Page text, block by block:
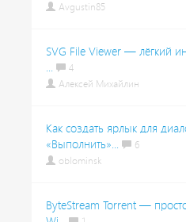
Avgustin85
SVG File Viewer — лёгкий
...
4
Алексей Михайлин
Как создать ярлык для
«Выполнить»...
6
oblominsk
ByteStream Torrent —